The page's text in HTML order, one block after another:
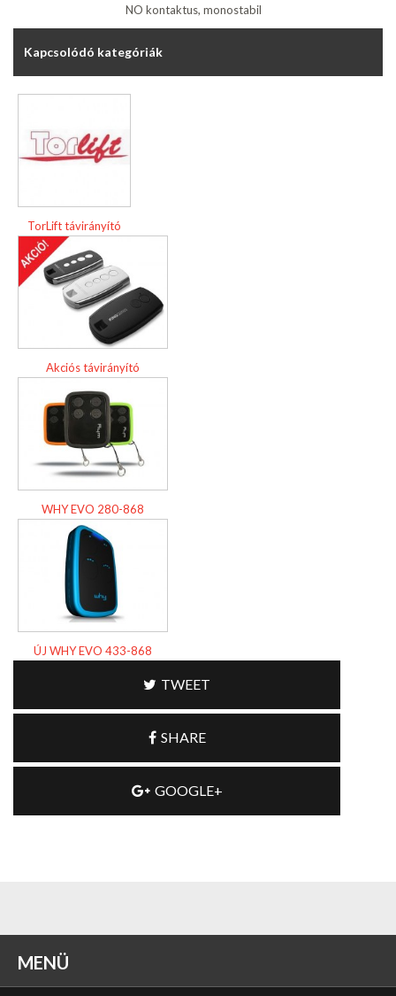
NO kontaktus, monostabil
Kapcsolódó kategóriák
TorLift távirányító
Akciós távirányító
WHY EVO 280-868
ÚJ WHY EVO 433-868
TWEET
SHARE
GOOGLE+
MENÜ